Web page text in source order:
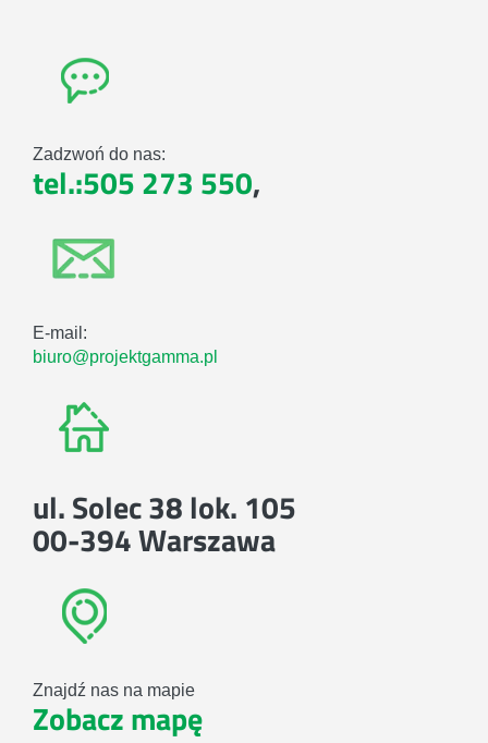
Zadzwoń do nas:
tel.:505 273 550,
E-mail:
biuro@projektgamma.pl
ul. Solec 38 lok. 105
00-394 Warszawa
Znajdź nas na mapie
Zobacz mapę